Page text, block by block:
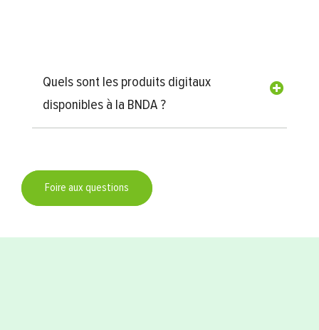
Quels sont les produits digitaux
disponibles à la BNDA ?
Foire aux questions